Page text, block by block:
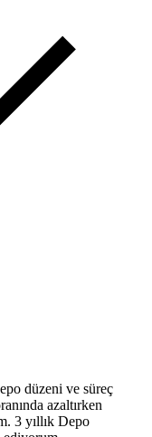
düzeni ve süreç
azaltırken
3 yıllık Depo